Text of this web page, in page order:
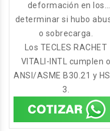
máximo.
deformación en los
ganchos colocados
estratégicamente
permiten
determinar si hubo
o sobrecarga.
Los TECLES RACHET
VITALI-INTL cumplen o
exceden la norma
ANSI/ASME B30.21 y
3.